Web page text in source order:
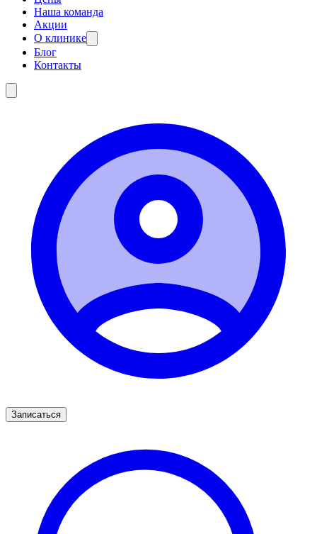
Наша команда
Акции
О клинике
Блог
Контакты
Записаться